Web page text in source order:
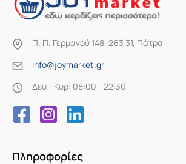
Π. Π. Γερμανού 148, 263 31, Πάτρα
info@joymarket.gr
Δευ - Κυρ: 08:00 - 22:30
Πληροφορίες